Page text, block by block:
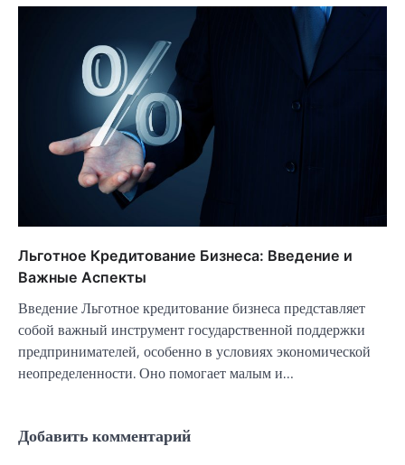
Льготное Кредитование Бизнеса: Введение и
Важные Аспекты
Введение Льготное кредитование бизнеса представляет
собой важный инструмент государственной поддержки
предпринимателей, особенно в условиях экономической
неопределенности. Оно помогает малым и…
Добавить комментарий